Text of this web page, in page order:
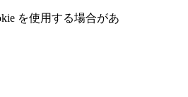
を使⽤する場合があ